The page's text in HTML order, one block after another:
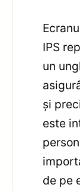
IPS
un
și
este
de pe